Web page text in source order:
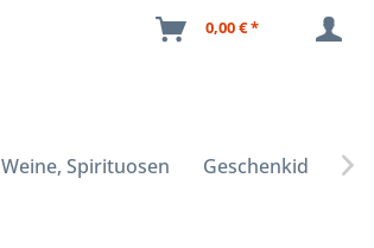
0,00 € *
Weine, Spirituosen Geschenkideen